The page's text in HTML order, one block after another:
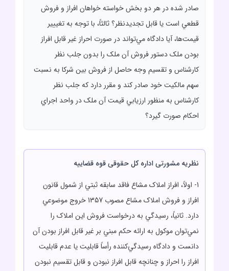
صادر شده در هر دو بخش خواسته خواهان افراز و فروش
قطعي است يا قابل تجديدنظر؟ ثالثاً، با توجه به تغييير
قيمت‌ها، آيا دادگاه مي‌تواند در صورت احراز غير قابل افراز
بودن ملک دستور فروش آن ملک را بدون جلب نظر
کارشناس و تقسيم وجه حاصل از فروش بين شرکا به نسبت
سهم مالکيت خود صادر کند و مقرر دارد که جلب نظر
کارشناس به منظور ارزيابي قيمت آن ملک در واحد اجراي
احکام صورت گيرد؟
نظریه مشورتی اداره کل حقوقی قوه قضاییه
1- اولاً، افراز املاک مشاع فاقد سابقه ثبتي از شمول قانون
افراز و فروش املاک مشاع مصوب 1357 خروج موضوعي
دارد. ثانياً، رسيدگي به درخواست فروش اين املاک را
نمي‌توان موکول به ارائه حکم مبني بر غير قابل افراز بودن آن
دانست و دادگاه رسيدگي‌کننده رأساً قابليت يا عدم قابليت
افراز را احراز و چنانچه قابل افراز نبودن و قابل تقسيم نبودن